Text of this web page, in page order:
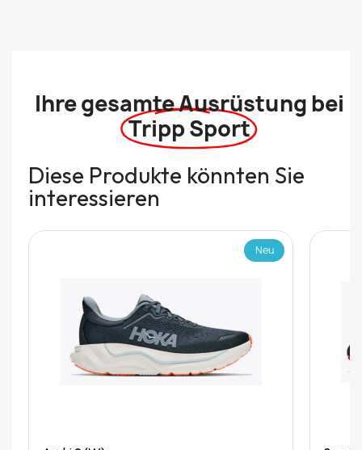
Ihre gesamte Ausrüstung bei
Tripp Sport
Diese Produkte könnten Sie
interessieren
Neu